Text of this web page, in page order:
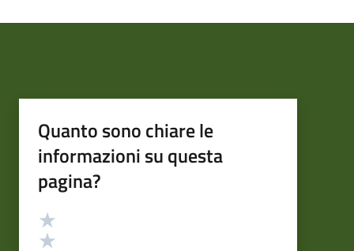
Quanto sono chiare le
informazioni su questa
pagina?
Valutazione